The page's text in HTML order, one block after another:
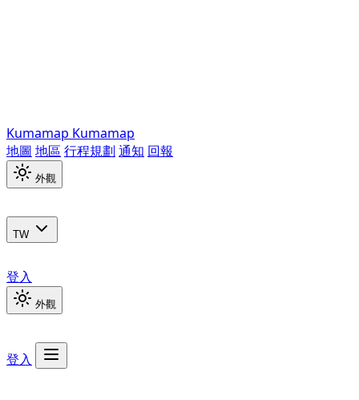
Kumamap Kumamap
地圖 地區 行程規劃 通知 回報
外觀
TW
登入
外觀
登入